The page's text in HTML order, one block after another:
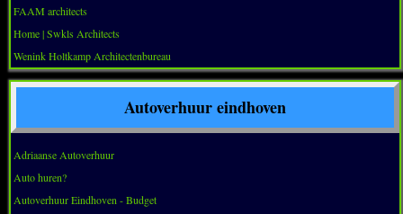
FAAM architects
Home | Swkls Architects
Wenink Holtkamp Architectenbureau
Autoverhuur eindhoven
Adriaanse Autoverhuur
Auto huren?
Autoverhuur Eindhoven - Budget